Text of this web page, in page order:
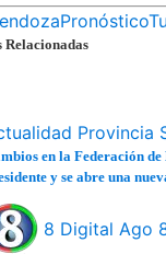
Pronóstico
Relacionadas
Provincia
en la Federación
y se abre una
8 Digital Ago